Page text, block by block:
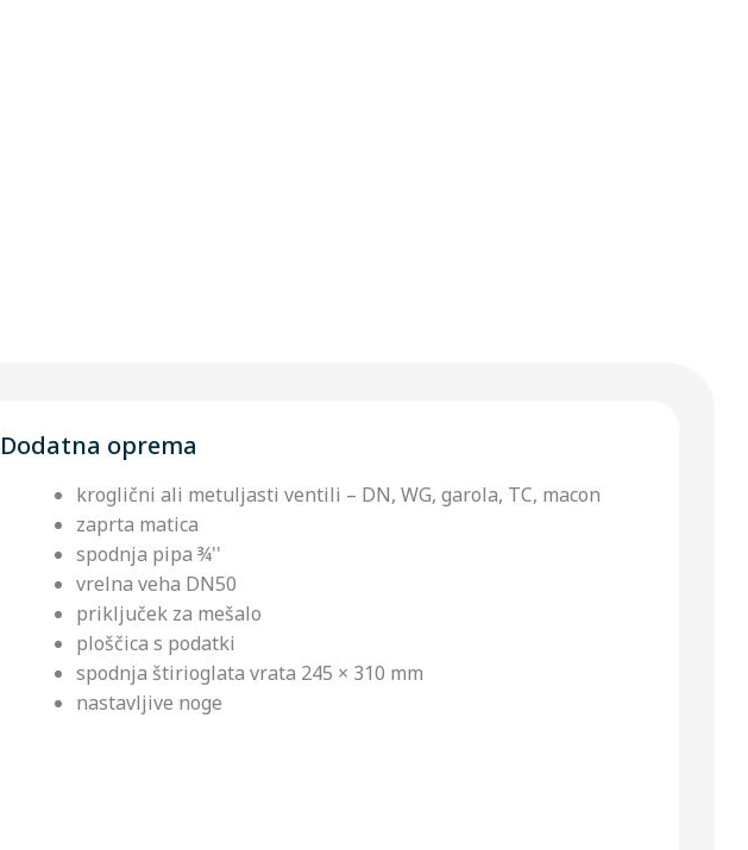
Dodatna oprema
kroglični ali metuljasti ventili – DN, WG, garola, TC, macon
zaprta matica
spodnja pipa ¾''
vrelna veha DN50
priključek za mešalo
ploščica s podatki
spodnja štirioglata vrata 245 × 310 mm
nastavljive noge